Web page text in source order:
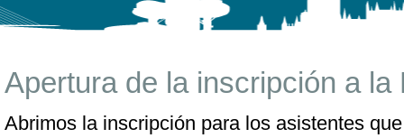
Apertura de la inscripción a la
Abrimos la inscripción para los asistentes